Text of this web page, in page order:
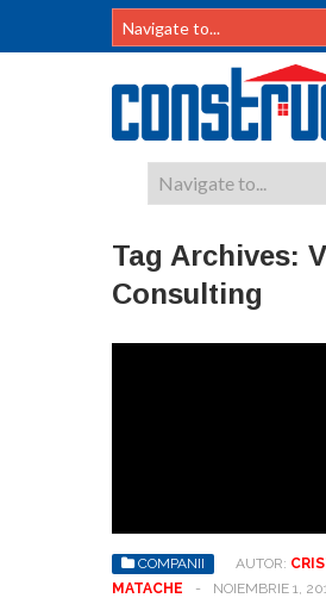
Tag Archives:
Consulting
COMPANII AUTOR:
MATACHE
- NOIEMBRIE 1,